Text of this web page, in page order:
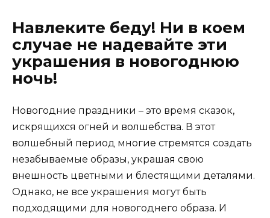
Навлеките беду! Ни в коем
случае не надевайте эти
украшения в новогоднюю
ночь!
Новогодние праздники – это время сказок,
искрящихся огней и волшебства. В этот
волшебный период многие стремятся создать
незабываемые образы, украшая свою
внешность цветными и блестящими деталями.
Однако, не все украшения могут быть
подходящими для новогоднего образа. И